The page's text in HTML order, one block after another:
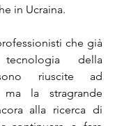
in Ucraina.
che già
della
riuscite ad
la stragrande
alla ricerca di